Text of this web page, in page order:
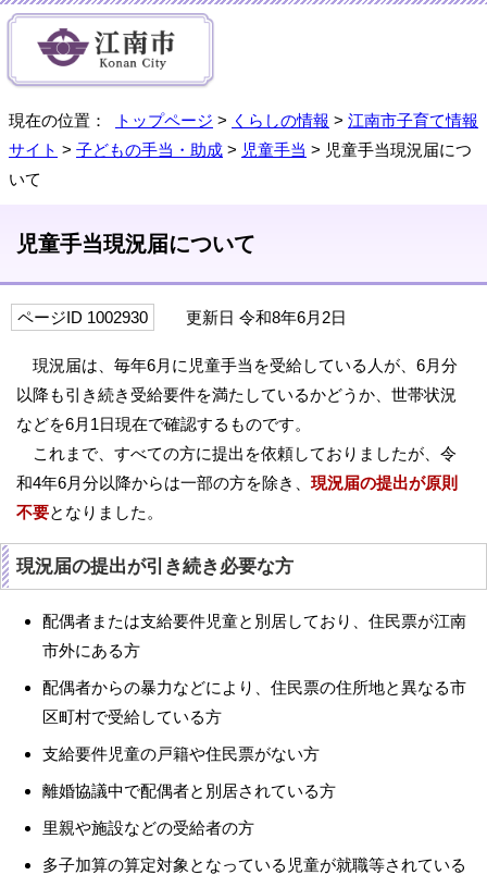
現在の位置： トップページ > くらしの情報 > 江南市子育て情報
サイト > 子どもの手当・助成 > 児童手当 > 児童手当現況届につ
いて
児童手当現況届について
ページID 1002930 更新日 令和8年6月2日
現況届は、毎年6月に児童手当を受給している人が、6月分
以降も引き続き受給要件を満たしているかどうか、世帯状況
などを6月1日現在で確認するものです。
これまで、すべての方に提出を依頼しておりましたが、令
和4年6月分以降からは一部の方を除き、 現況届の提出が原則
不要となりました。
現況届の提出が引き続き必要な方
配偶者または支給要件児童と別居しており、住民票が江南
市外にある方
配偶者からの暴力などにより、住民票の住所地と異なる市
区町村で受給している方
支給要件児童の戸籍や住民票がない方
離婚協議中で配偶者と別居されている方
里親や施設などの受給者の方
多子加算の算定対象となっている児童が就職等されている